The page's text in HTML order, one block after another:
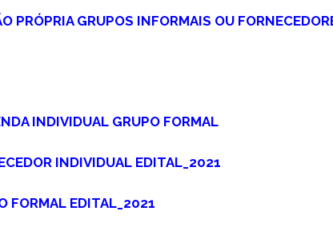
PRÓPRIA GRUPOS INFORMAIS OU
INDIVIDUAL GRUPO FORMAL
INDIVIDUAL EDITAL_2021
FORMAL EDITAL_2021